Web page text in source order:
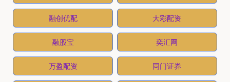
融创优配 大彩配资
融股宝 奕汇网
万盈配资 同门证券